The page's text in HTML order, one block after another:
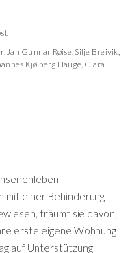
,Jan Gunnar Røise, Silje Breivik,
Kjølberg Hauge, Clara
mit einer Behinderung
träumt sie davon,
erste eigene Wohnung
auf Unterstützung